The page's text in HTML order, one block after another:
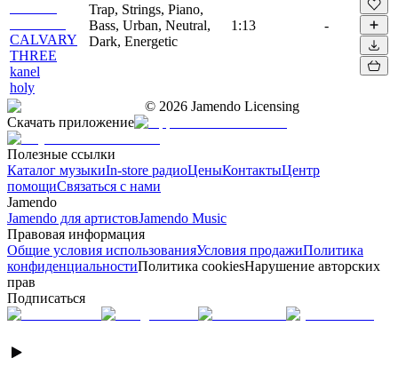
CALVARY
THREE
kanel
holy
Trap, Strings, Piano,
Bass, Urban, Neutral,
Dark, Energetic
1:13 -
© 2026 Jamendo Licensing
Скачать приложение
Полезные ссылки
Каталог музыкиIn-store радиоЦеныКонтактыЦентр
помощиСвязаться с нами
Jamendo
Jamendo для артистовJamendo Music
Правовая информация
Общие условия использованияУсловия продажиПолитика
конфиденциальностиПолитика cookiesНарушение авторских
прав
Подписаться